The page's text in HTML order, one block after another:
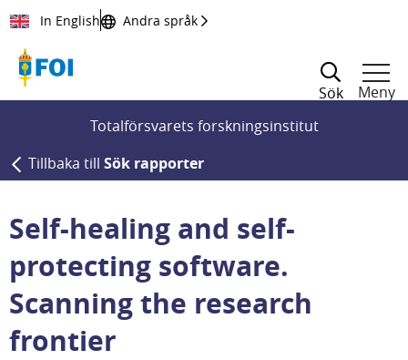
Till innehållet
In English Andra språk
Sök
Meny
Totalförsvarets forskningsinstitut
Tillbaka till Sök rapporter
Self-healing and self-
protecting software.
Scanning the research
frontier